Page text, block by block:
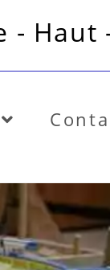
- Haut